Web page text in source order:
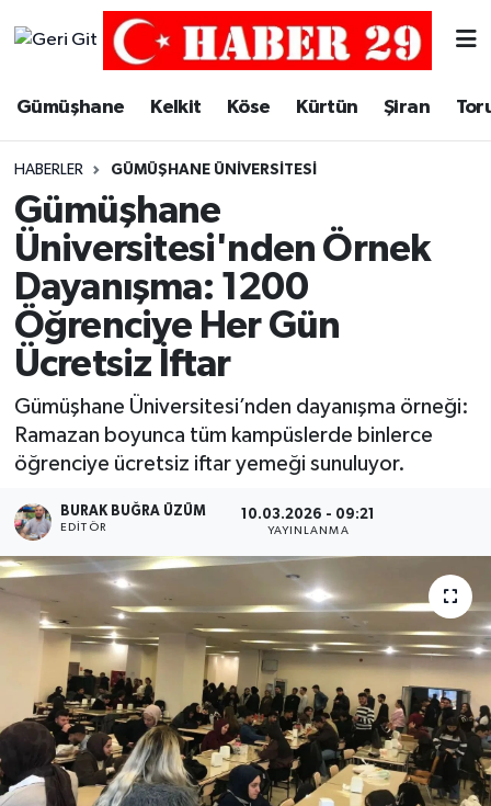
Gümüşhane Kelkit Köse Kürtün Şiran
HABERLER GÜMÜŞHANE ÜNIVERSITESI
Gümüşhane
Üniversitesi'nden Örnek
Dayanışma: 1200
Öğrenciye Her Gün
Ücretsiz İftar
Gümüşhane Üniversitesi’nden dayanışma örneği:
Ramazan boyunca tüm kampüslerde binlerce
öğrenciye ücretsiz iftar yemeği sunuluyor.
BURAK BUĞRA ÜZÜM
EDITÖR
10.03.2026 - 09:21
YAYINLANMA
Merkez Trafik Yoğunluk Haritası
Süper Lig Puan Durumu ve Fikstür
Tüm Manşetler
Son Dakika Haberleri
Haber Arşivi